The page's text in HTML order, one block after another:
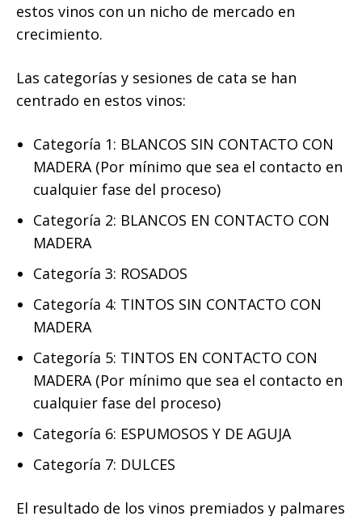
estos vinos con un nicho de mercado en
crecimiento.
Las categorías y sesiones de cata se han
centrado en estos vinos:
Categoría 1: BLANCOS SIN CONTACTO CON
MADERA (Por mínimo que sea el contacto en
cualquier fase del proceso)
Categoría 2: BLANCOS EN CONTACTO CON
MADERA
Categoría 3: ROSADOS
Categoría 4: TINTOS SIN CONTACTO CON
MADERA
Categoría 5: TINTOS EN CONTACTO CON
MADERA (Por mínimo que sea el contacto en
cualquier fase del proceso)
Categoría 6: ESPUMOSOS Y DE AGUJA
Categoría 7: DULCES
El resultado de los vinos premiados y palmares